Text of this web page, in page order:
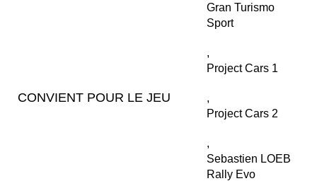
CONVIENT POUR LE JEU
Gran Turismo
Sport
,
Project Cars 1
,
Project Cars 2
,
Sebastien LOEB
Rally Evo